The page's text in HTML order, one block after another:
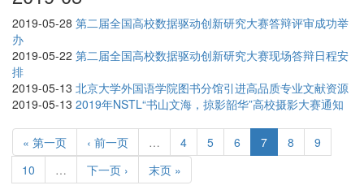
2019-05-28 第二届全国高校数据驱动创新研究大赛答辩评审成功举
办
2019-05-22 第二届全国高校数据驱动创新研究大赛现场答辩日程安
排
2019-05-13 北京大学外国语学院图书分馆引进高品质专业文献资源
2019-05-13 2019年NSTL“书山文海，掠影韶华”高校摄影大赛通知
« 第一页 ‹ 前一页 … 4 5 6 7 8
9
10
… 下一页 › 末页 »